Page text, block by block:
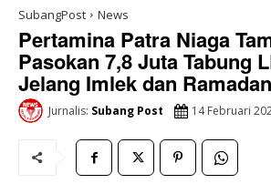
SubangPost News
Pertamina Patra Niaga
Pasokan 7,8 Juta Tabung
Jelang Imlek dan Ramadan
Jurnalis: Subang Post 14 Februari